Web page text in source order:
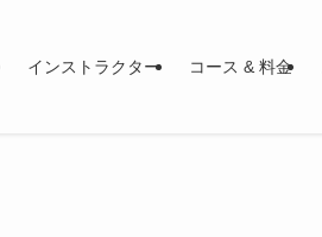
インストラクター コース & 料金